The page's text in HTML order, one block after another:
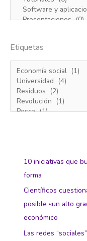
Etiquetas
10 iniciativas que
forma
Científicos
posible «un alto
económico
Las redes